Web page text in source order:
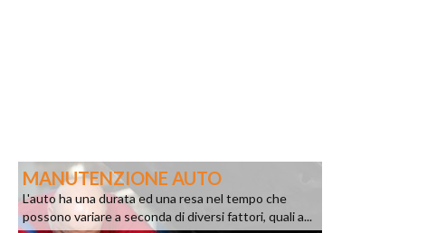
MANUTENZIONE AUTO
L'auto ha una durata ed una resa nel tempo che
possono variare a seconda di diversi fattori, quali a...